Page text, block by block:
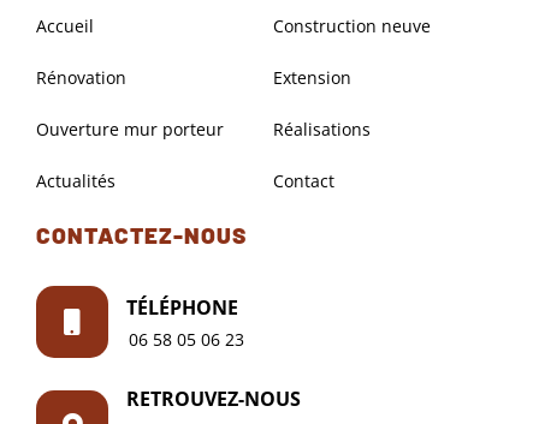
Accueil Construction neuve
Rénovation Extension
Ouverture mur porteur Réalisations
Actualités Contact
CONTACTEZ-NOUS
TÉLÉPHONE
06 58 05 06 23
RETROUVEZ-NOUS